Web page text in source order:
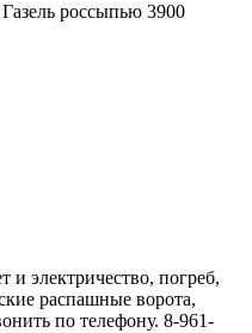
россыпью 3900
и электричество, погреб,
распашные ворота,
по телефону. 8-961-